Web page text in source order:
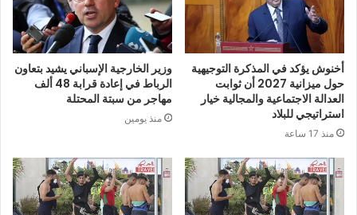
أخنوش يؤكد في المذكرة التوجيهية
حول ميزانية 2027 أن ثوابت
العدالة الاجتماعية والمجالية خيار
استراتيجي للبلاد
منذ 17 ساعة
وزير الخارجية الإسباني يشيد بتعاون
الرباط في إعادة قرابة 48 ألف
مهاجر من سبتة المحتلة
منذ يومين